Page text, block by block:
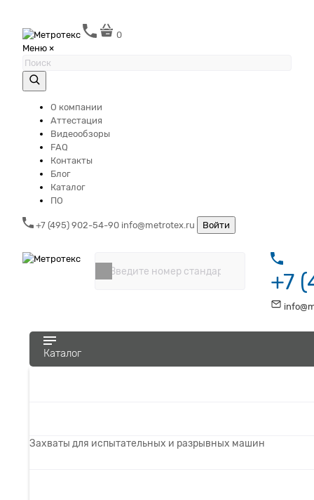
0
Меню ×
О компании
Аттестация
Видеообзоры
FAQ
Контакты
Блог
Каталог
ПО
+7 (495) 902-54-90 info@metrotex.ru Войти
+7
Каталог
Захваты для испытательных и разрывных машин